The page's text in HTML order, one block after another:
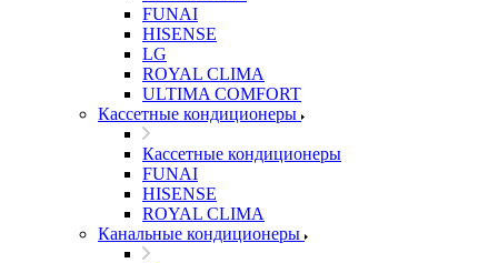
FUNAI
HISENSE
LG
ROYAL CLIMA
ULTIMA COMFORT
Кассетные кондиционеры
Кассетные кондиционеры
FUNAI
HISENSE
ROYAL CLIMA
Канальные кондиционеры